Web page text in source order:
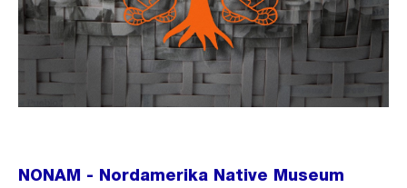
NONAM - Nordamerika Native Museum